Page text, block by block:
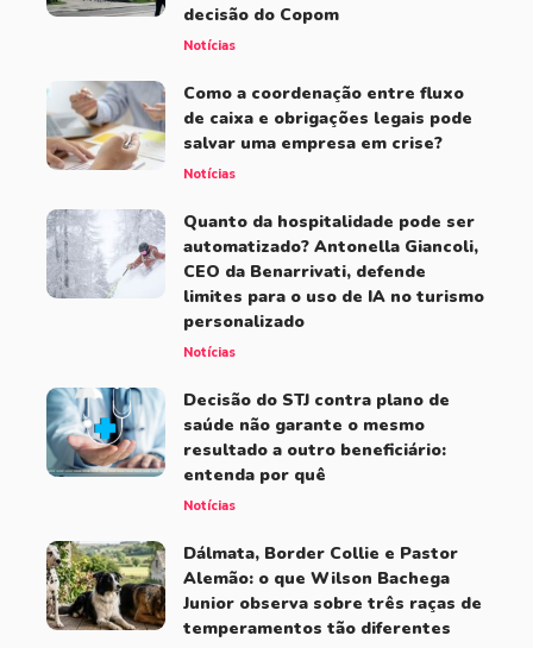
decisão do Copom
Notícias
Como a coordenação entre fluxo
de caixa e obrigações legais pode
salvar uma empresa em crise?
Notícias
Quanto da hospitalidade pode ser
automatizado? Antonella Giancoli,
CEO da Benarrivati, defende
limites para o uso de IA no turismo
personalizado
Notícias
Decisão do STJ contra plano de
saúde não garante o mesmo
resultado a outro beneficiário:
entenda por quê
Notícias
Dálmata, Border Collie e Pastor
Alemão: o que Wilson Bachega
Junior observa sobre três raças de
temperamentos tão diferentes